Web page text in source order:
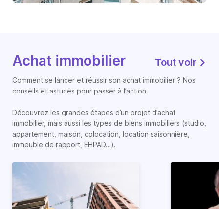
Achat immobilier Tout voir
Comment se lancer et réussir son achat immobilier ? Nos
conseils et astuces pour passer à l’action.
Découvrez les grandes étapes d’un projet d’achat
immobilier, mais aussi les types de biens immobiliers (studio,
appartement, maison, colocation, location saisonnière,
immeuble de rapport, EHPAD…).